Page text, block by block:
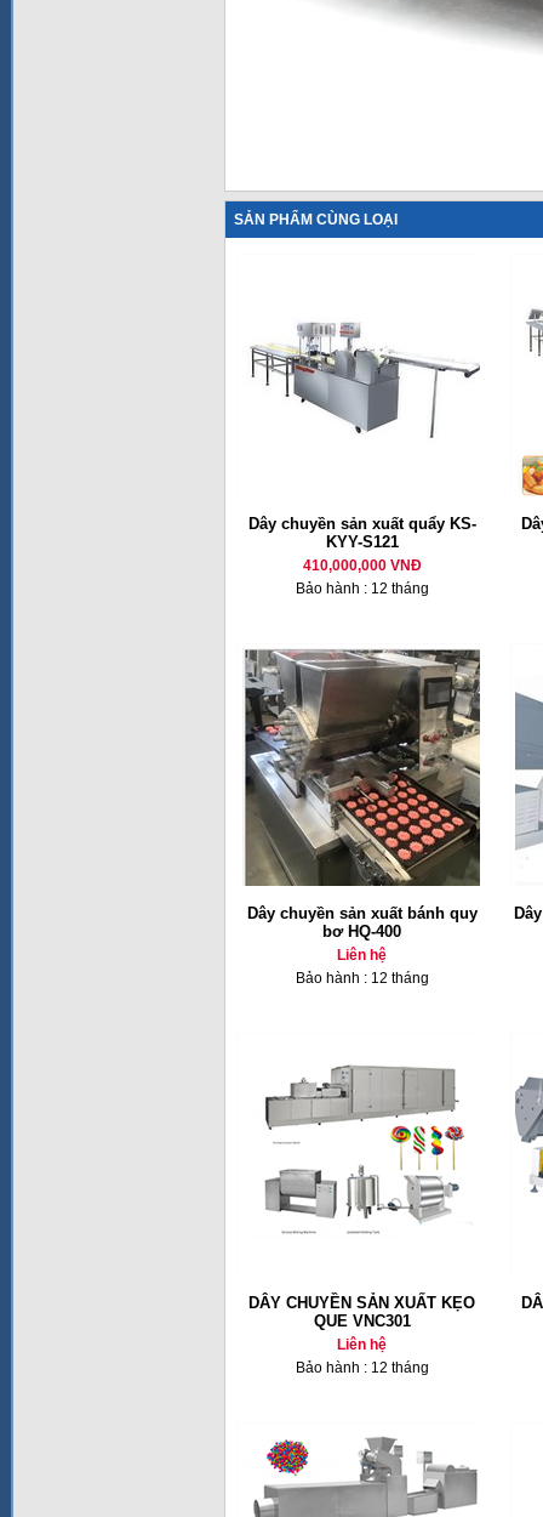
SẢN PHẨM CÙNG LOẠI
Dây chuyền sản xuất quẩy KS-
KYY-S121
410,000,000 VNĐ
Bảo hành : 12 tháng
Dây chuyền sản xuất bánh quy
bơ HQ-400
Liên hệ
Bảo hành : 12 tháng
DÂY CHUYỀN SẢN XUẤT KẸO
QUE VNC301
Liên hệ
Bảo hành : 12 tháng